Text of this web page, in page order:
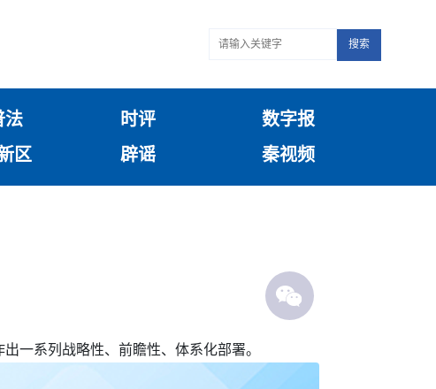
搜索
法 时评
数字报
区 辟谣 秦视频
一系列战略性、前瞻性、体系化部署。